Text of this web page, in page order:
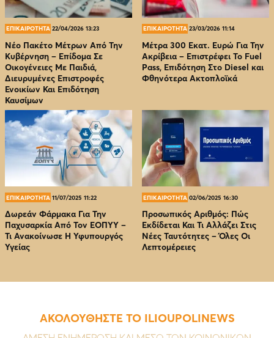
ΕΠΙΚΑΙΡΟΤΗΤΑ 22/04/2026 13:23
Νέο Πακέτο Μέτρων Από Την
Κυβέρνηση – Επίδομα Σε
Οικογένειες Με Παιδιά,
Διευρυμένες Επιστροφές
Ενοικίων Και Επιδότηση
Καυσίμων
ΕΠΙΚΑΙΡΟΤΗΤΑ 23/03/2026 11:14
Μέτρα 300 Εκατ. Ευρώ Για Την
Ακρίβεια – Επιστρέφει Το Fuel
Pass, Επιδότηση Στο Diesel και
Φθηνότερα Ακτοπλοϊκά
ΕΠΙΚΑΙΡΟΤΗΤΑ 11/07/2025 11:22
Δωρεάν Φάρμακα Για Την
Παχυσαρκία Από Τον EOΠΥΥ –
Τι Ανακοίνωσε Η Υφυπουργός
Υγείας
ΕΠΙΚΑΙΡΟΤΗΤΑ 02/06/2025 16:30
Προσωπικός Αριθμός: Πώς
Εκδίδεται Και Τι Αλλάζει Στις
Νέες Ταυτότητες – Όλες Οι
Λεπτομέρειες
ΑΚΟΛΟΥΘΗΣΤΕ ΤΟ ILIOUPOLINEWS